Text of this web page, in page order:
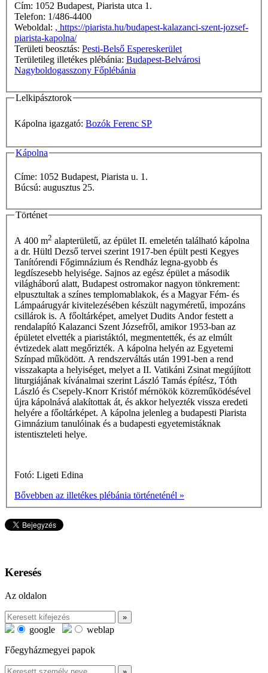
Cím: 1052 Budapest, Piarista utca 1.
Telefon: 1/486-4400
Weboldal: , https://piarista.hu/budapest-kalazanci-szent-jozsef-
piarista-kapolna/
Területi beosztás: Pesti-Belső Espereskerület
Területileg illetékes plébánia: Budapest-Belvárosi
Nagyboldogasszony Főplébánia
Lelkipásztorok
Kápolna igazgató: Bozók Ferenc SP
Kápolna
Címe: 1052 Budapest, Piarista u. 1.
Búcsú: augusztus 25.
Történet
A 400 m2 alapterületű, az épület II. emeletén található kápolna
a dr. Hültl Dezső tervei szerint 1917-ben épült pesti Kegyes
Tanítórendi Főgimnázium és Rendház legna-gyobb és
legdíszesebb helyisége. Sajnos az egész épület a második
világháború alatt, Budapest ostromakor nagyon tönkrement:
elpusztultak a színes templomablakok, és a Magyar Fém- és
Lámpaárugyár kivitelezésében készült nagyméretű, impozáns
csillárok is. A főoltárképet, amelyet Dudits Andor festett a
rendalapító Kalazanci Szent Józsefről, amikor 1953-ban az
épületet elvették a piaristáktól, megmentették, és az elmúlt
évtizedek alatt megőrizték. A kápolna helyén az Egyetemi
Színpad működött. A rendszerváltás után 1991-ben a rend
visszakapta a helyiséget, melyet a II. Vatikáni Zsinat megújított
liturgiájának kívánalmai szerint László Tamás építész, Tóth
László és Csepely-Knorr Kristóf mérnökök közreműködésével
újra kápolnává alakítottak át, és akkor helyezték vissza eredeti
helyére a főoltárképet. A kápolna jelenleg a budapesti Piarista
Gimnázium tanulóinak és a budapesti egyetemistáknak
istentiszteleti helye.
Fotó: Ligeti Edina
Bővebben az illetékes plébánia történeténél »
Keresés
Az oldalon
google
weblap
Főegyházmegyei papok